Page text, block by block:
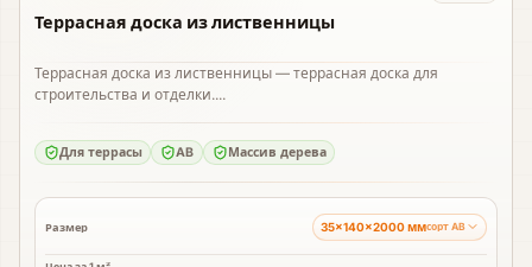
Террасная доска из лиственницы
Террасная доска из лиственницы — террасная доска для
строительства и отделки....
Для террасы AB Массив дерева
Размер 35×140×2000 ммсорт AB